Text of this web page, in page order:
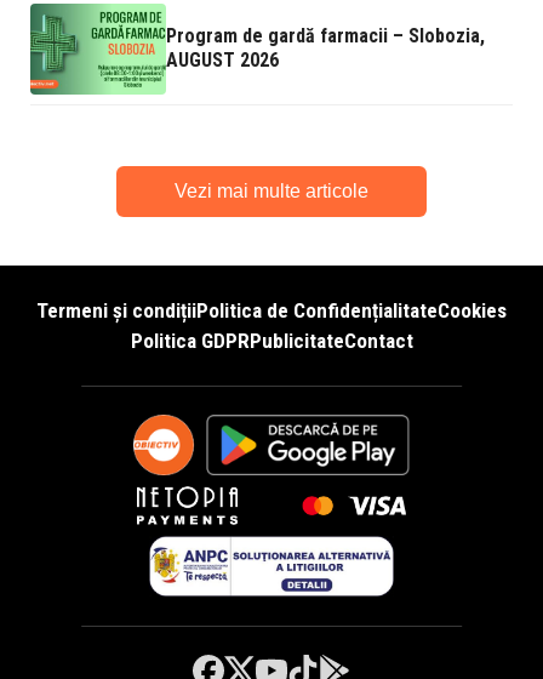
Program de gardă farmacii – Slobozia,
AUGUST 2026
Vezi mai multe articole
Termeni și condițiiPolitica de ConfidențialitateCookies
Politica GDPRPublicitateContact